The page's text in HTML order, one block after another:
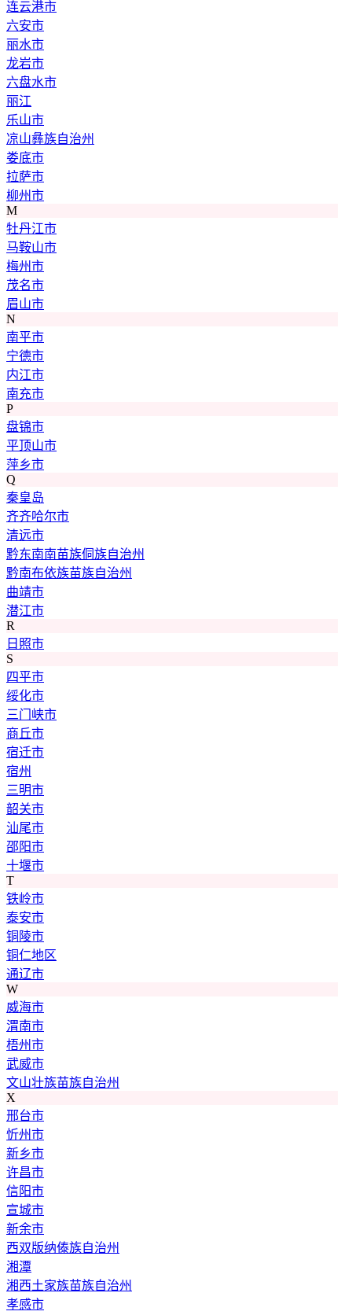
连云港市
六安市
丽水市
龙岩市
六盘水市
丽江
乐山市
凉山彝族自治州
娄底市
拉萨市
柳州市
M
牡丹江市
马鞍山市
梅州市
茂名市
眉山市
N
南平市
宁德市
内江市
南充市
P
盘锦市
平顶山市
萍乡市
Q
秦皇岛
齐齐哈尔市
清远市
黔东南南苗族侗族自治州
黔南布依族苗族自治州
曲靖市
潜江市
R
日照市
S
四平市
绥化市
三门峡市
商丘市
宿迁市
宿州
三明市
韶关市
汕尾市
邵阳市
十堰市
T
铁岭市
泰安市
铜陵市
铜仁地区
通辽市
W
威海市
渭南市
梧州市
武威市
文山壮族苗族自治州
X
邢台市
忻州市
新乡市
许昌市
信阳市
宣城市
新余市
西双版纳傣族自治州
湘潭
湘西土家族苗族自治州
孝感市